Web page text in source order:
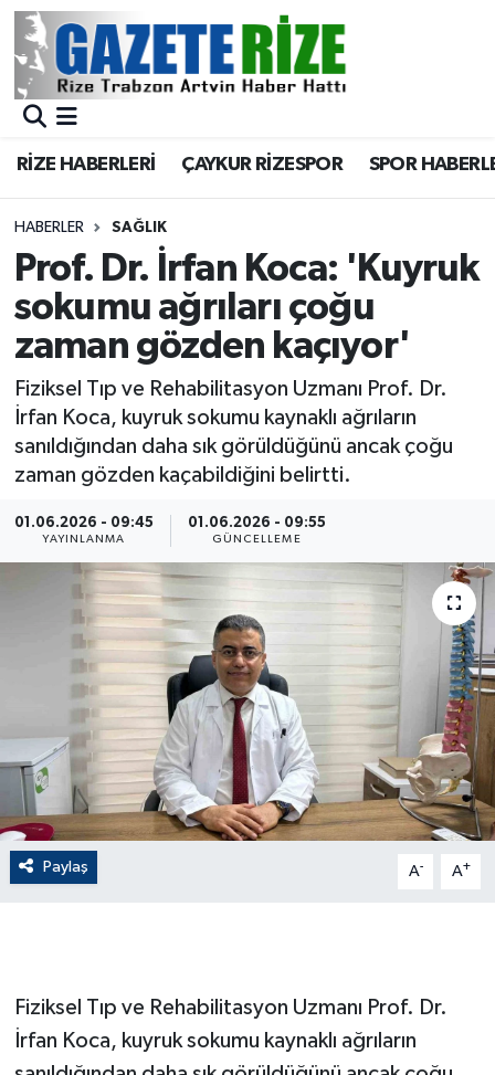
RİZE HABERLERİ ÇAYKUR RİZESPOR SPOR
HABERLER SAĞLIK
Prof. Dr. İrfan Koca: 'Kuyruk
sokumu ağrıları çoğu
zaman gözden kaçıyor'
Fiziksel Tıp ve Rehabilitasyon Uzmanı Prof. Dr.
İrfan Koca, kuyruk sokumu kaynaklı ağrıların
sanıldığından daha sık görüldüğünü ancak çoğu
zaman gözden kaçabildiğini belirtti.
01.06.2026 - 09:45
YAYINLANMA
01.06.2026 - 09:55
GÜNCELLEME
Paylaş A- A+
Fiziksel Tıp ve Rehabilitasyon Uzmanı Prof. Dr.
İrfan Koca, kuyruk sokumu kaynaklı ağrıların
BÖLGEMİZ
Asayiş
Rize Jandarma Komutanlığı
Bilim Teknoloji
Advertising news
Canlı Maç
ÇEVRE
Dış Haberler
Dünya
EĞİTİM
EKONOMİ
English News
Finans
GENEL
Merkez Nöbetçi Eczaneler
Merkez Trafik Yoğunluk Haritası
Süper Lig Puan Durumu ve Fikstür
Tüm Manşetler
Son Dakika Haberleri
Haber Arşivi